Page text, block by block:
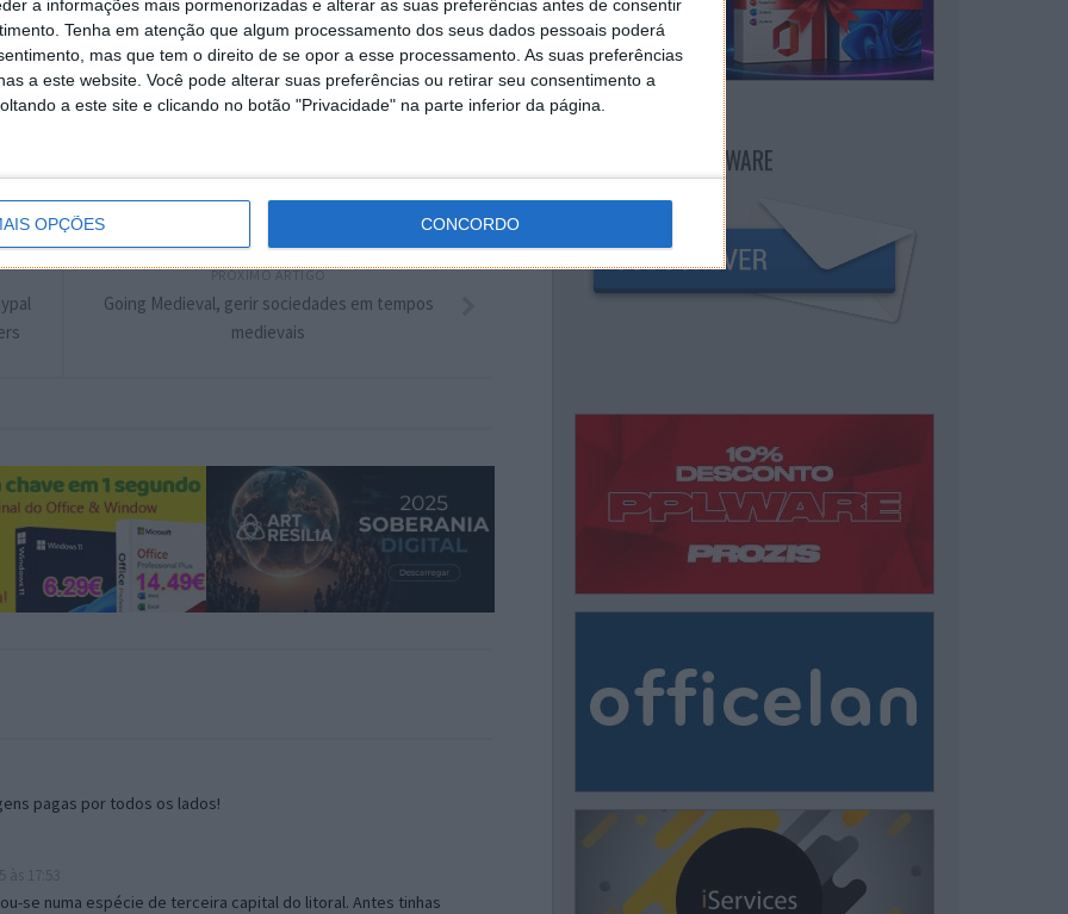
a informações mais pormenorizadas e alterar as suas preferências antes de consentir
Tenha em atenção que algum processamento dos seus dados pessoais poderá
mas que tem o direito de se opor a esse processamento. As suas preferências
a este website. Você pode alterar suas preferências ou retirar seu consentimento a
a este site e clicando no botão "Privacidade" na parte inferior da página.
OPÇÕES CONCORDO
no Google Notícias
Autor:Pedro Pinto
PRÓXIMO ARTIGO
Going Medieval, gerir sociedades em tempos
medievais
pagas por todos os lados!
se numa espécie de terceira capital do litoral. Antes tinhas
NEWSLETTER PPLWARE